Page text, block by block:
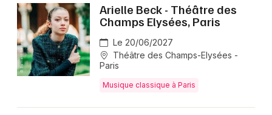
Arielle Beck - Théâtre des
Champs Elysées, Paris
Le 20/06/2027
Théâtre des Champs-Elysées -
Paris
Musique classique à Paris